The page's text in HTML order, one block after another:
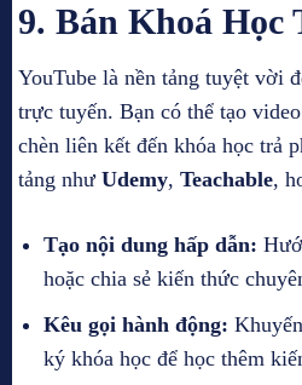
9. Bán Khoá Học
YouTube là nền tảng tuyệt vời
trực tuyến. Bạn có thể tạo
chèn liên kết đến khóa học trả
tảng như Udemy, Teachable,
Tạo nội dung hấp dẫn:
hoặc chia sẻ kiến thức
Kêu gọi hành động:
ký khóa học để học thêm